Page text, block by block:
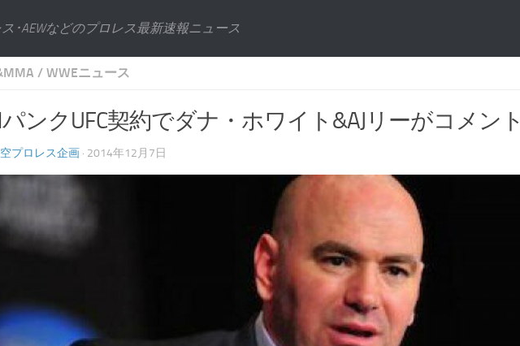
･AEWなどのプロレス最新速報ニュース
/ WWEニュース
パンクUFC契約でダナ・ホワイト&AJリーがコメント
プロレス企画 · 2014年12月7日